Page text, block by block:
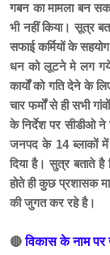
गबन का मामला बन
भी नहीं किया। सूत्र
सफाई कर्मियों के
धन को लूटने मे लग गये
कार्यों को गति देने के
चार फर्मों से ही सभी
के निर्देश पर सीडीओ
जनपद के 14 ब्लाकों में
दिया है। सुत्र बताते है
होते ही कुछ प्रशासक
की जुगत कर रहे है।
🔴विकास के नाम